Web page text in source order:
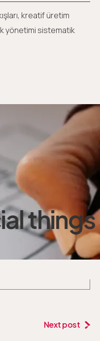
kreatif üretim
yönetimi sistematik
things
Next post